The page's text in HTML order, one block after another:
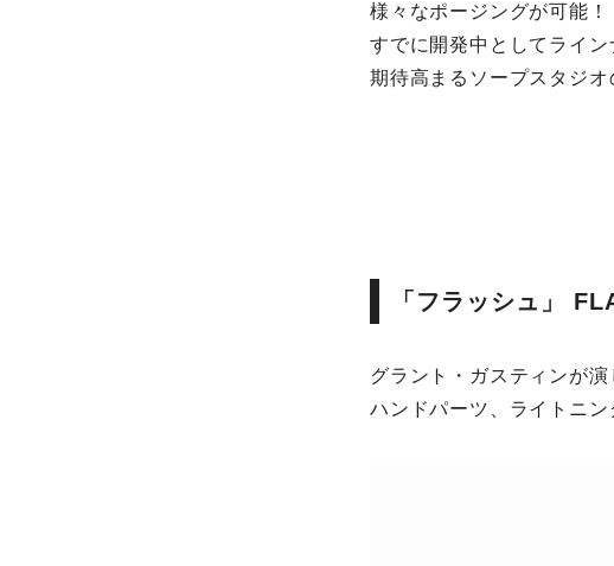
様々なポージングが可能！
すでに開発中としてライ
期待高まるソープスタジオ
「フラッシュ」
グラント・ガスティンが
ハンドパーツ、ライトニ